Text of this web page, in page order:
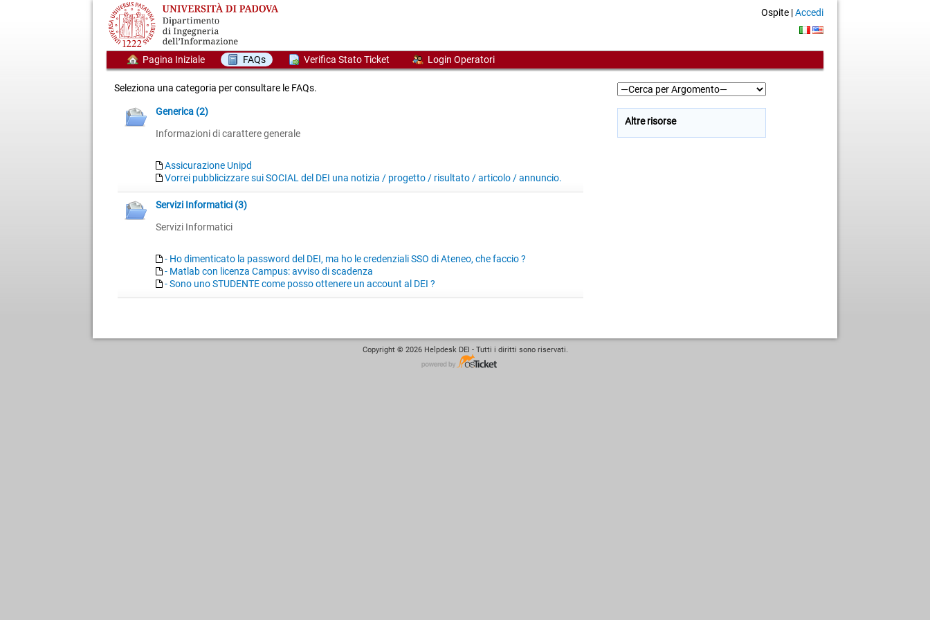
Ospite |Accedi
Pagina Iniziale FAQs Verifica Stato Ticket Login Operatori
Seleziona una categoria per consultare le FAQs.
Generica (2)
Informazioni di carattere generale
Assicurazione Unipd
Vorrei pubblicizzare sui SOCIAL del DEI una notizia / progetto / risultato / articolo / annuncio.
Servizi Informatici (3)
Servizi Informatici
- Ho dimenticato la password del DEI, ma ho le credenziali SSO di Ateneo, che faccio ?
- Matlab con licenza Campus: avviso di scadenza
- Sono uno STUDENTE come posso ottenere un account al DEI ?
Altre risorse
Copyright © 2026 Helpdesk DEI - Tutti i diritti sono riservati.